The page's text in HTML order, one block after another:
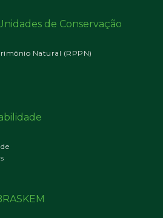
de Conservação
Natural (RPPN)